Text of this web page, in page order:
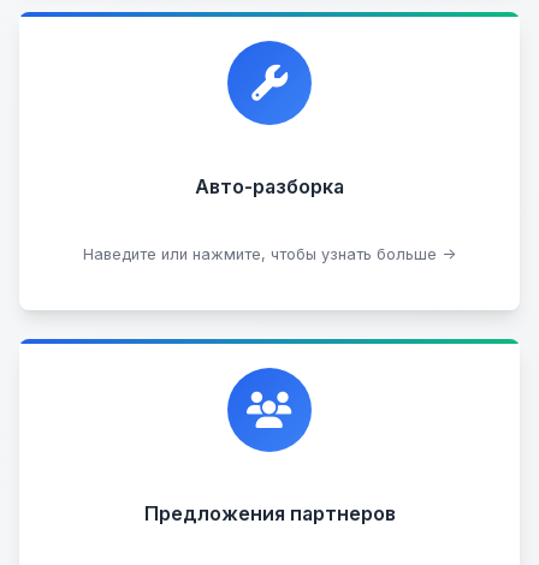
Авто-разборка
Наведите или нажмите, чтобы узнать больше →
Прием автомобилей для разборки на запчасти в
любом состоянии.
Сдать на разборку
Предложения партнеров
Сотрудничаем с лучшими организациями. Если у
вас есть интересные идеи, мы всегда открыты к
сотрудничеству.